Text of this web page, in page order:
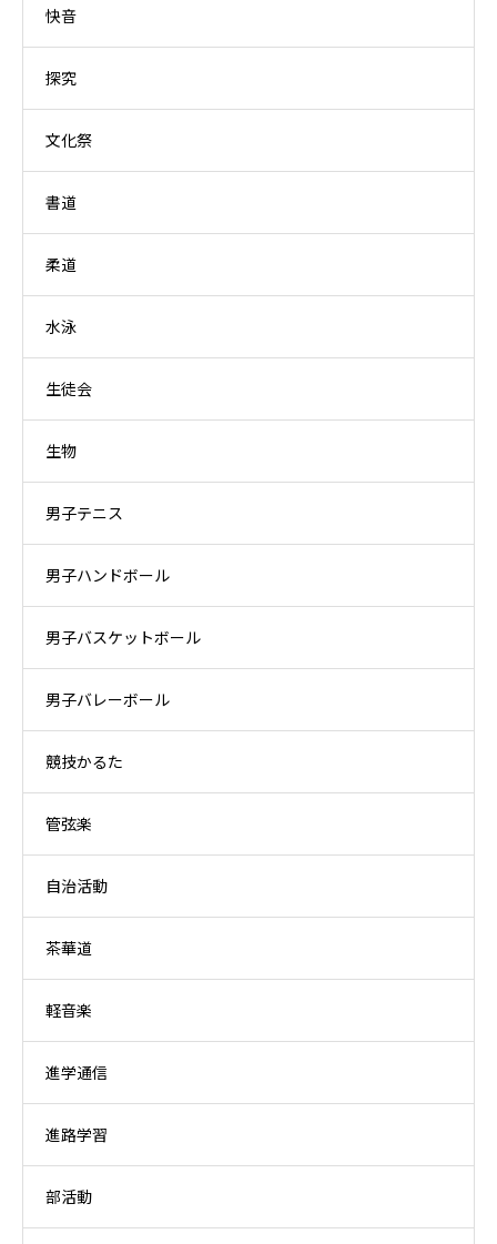
快音
探究
文化祭
書道
柔道
水泳
生徒会
生物
男子テニス
男子ハンドボール
男子バスケットボール
男子バレーボール
競技かるた
管弦楽
自治活動
茶華道
軽音楽
進学通信
進路学習
部活動